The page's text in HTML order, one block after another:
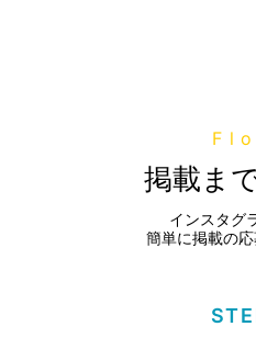
掲載ま
インスタグ
簡単に掲載の